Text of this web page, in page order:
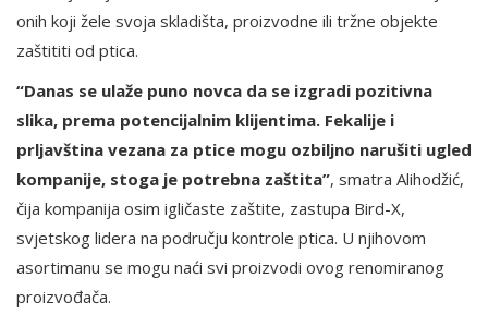
onih koji žele svoja skladišta, proizvodne ili tržne objekte
zaštititi od ptica.
“Danas se ulaže puno novca da se izgradi pozitivna
slika, prema potencijalnim klijentima. Fekalije i
prljavština vezana za ptice mogu ozbiljno narušiti ugled
kompanije, stoga je potrebna zaštita”, smatra Alihodžić,
čija kompanija osim igličaste zaštite, zastupa Bird-X,
svjetskog lidera na području kontrole ptica. U njihovom
asortimanu se mogu naći svi proizvodi ovog renomiranog
proizvođača.